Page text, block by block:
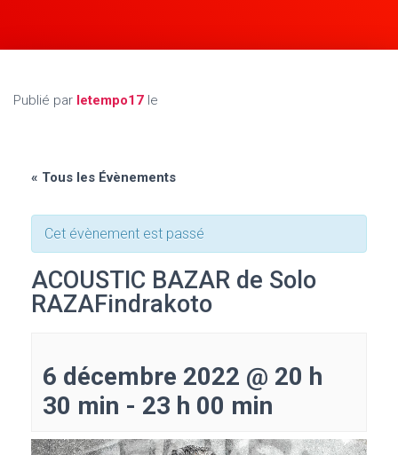
A
Publié par letempo17 le
« Tous les Évènements
Cet évènement est passé
ACOUSTIC BAZAR de Solo
RAZAFindrakoto
6 décembre 2022 @ 20 h
30 min - 23 h 00 min